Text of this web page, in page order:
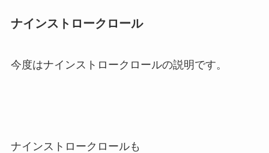
ナインストロークロール
今度はナインストロークロールの説明です。
ナインストロークロールも